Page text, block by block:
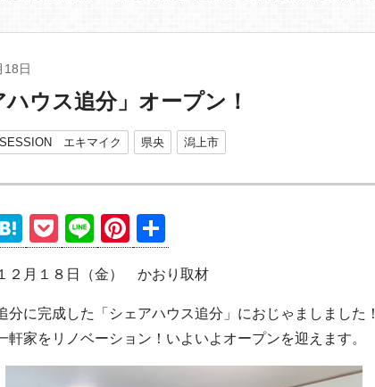
18日
ハウス追分」オープン！
SESSION エキマイク 県央 潟上市
F
H
at
e
n
a
P
o
ck
et
Li
n
e
Pi
nt
er
e
st
有
２月１８日（金） かおり取材
分に完成した「シェアハウス追分」におじゃましました！
軒家をリノベーション！いよいよオープンを迎えます。